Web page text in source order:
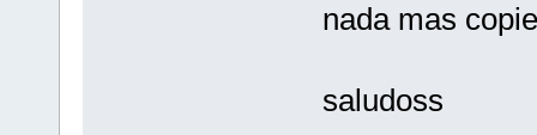
nada mas
saludoss